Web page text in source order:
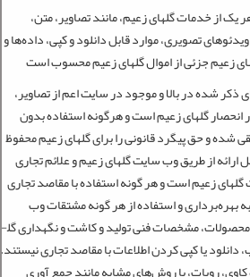
از خدمات گل­های زعیم، مانند تصاویر، متن،
تصویری، موارد قابل دانلود و کپی، داده‌ها و
زعیم جزئی از اموال گل­های زعیم محسوب است
ذکر شده در بالا و موجود در سایت اعم از تصاویر،
گل­های زعیم است و هرگونه استفاده بدون
شده و حق پیگرد قانونی را برای گل­های زعیم محفوظ
ارائه از طریق وب سایت گل­های زعیم و علائم تجاری
زعیم است و هر گونه استفاده با مقاصد تجاری
بهره‌‏برداری و استفاده از هر گونه مشتقات وب
سایت گل­های زعیم اعم از فهرست محصولات، مشخصات فنی تولید و کاشت و نگهداری گل­
دانلود یا کپی کردن اطلاعات با مقاصد تجاری نیستند.
روبات، یا روش‌‏های مشابه مانند جمع آوری